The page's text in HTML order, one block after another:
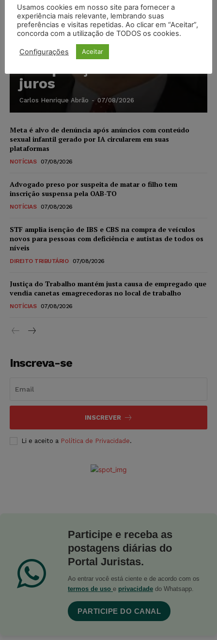
juros
Carlos Henrique Abrão - 07/08/2026
Meta é alvo de denúncia após anúncios com conteúdo
sexual infantil gerado por IA circularem em suas
plataformas
NOTÍCIAS 07/08/2026
Advogado preso por suspeita de matar o filho tem
inscrição suspensa pela OAB-TO
NOTÍCIAS 07/08/2026
STF amplia isenção de IBS e CBS na compra de veículos
novos para pessoas com deficiência e autistas de todos os
níveis
DIREITO TRIBUTÁRIO 07/08/2026
Justiça do Trabalho mantém justa causa de empregado que
vendia canetas emagrecedoras no local de trabalho
NOTÍCIAS 07/08/2026
Inscreva-se
INSCREVER
Li e aceito a Política de Privacidade.
Participe e receba as
postagens diárias do
Portal Juristas.
Ao entrar você está ciente e de acordo com os
termos de uso e privacidade do Whatsapp.
PARTICIPE DO CANAL
Usamos cookies em nosso site para fornecer a
experiência mais relevante, lembrando suas
preferências e visitas repetidas. Ao clicar em “Aceitar”,
concorda com a utilização de TODOS os cookies.
Configurações Aceitar